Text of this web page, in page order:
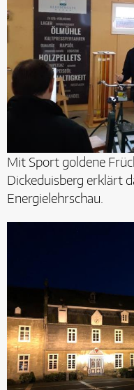
Mit Sport goldene
Dickeduisberg erklärt
Energielehrschau.